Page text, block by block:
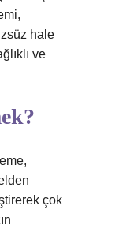
hale
ve
çok